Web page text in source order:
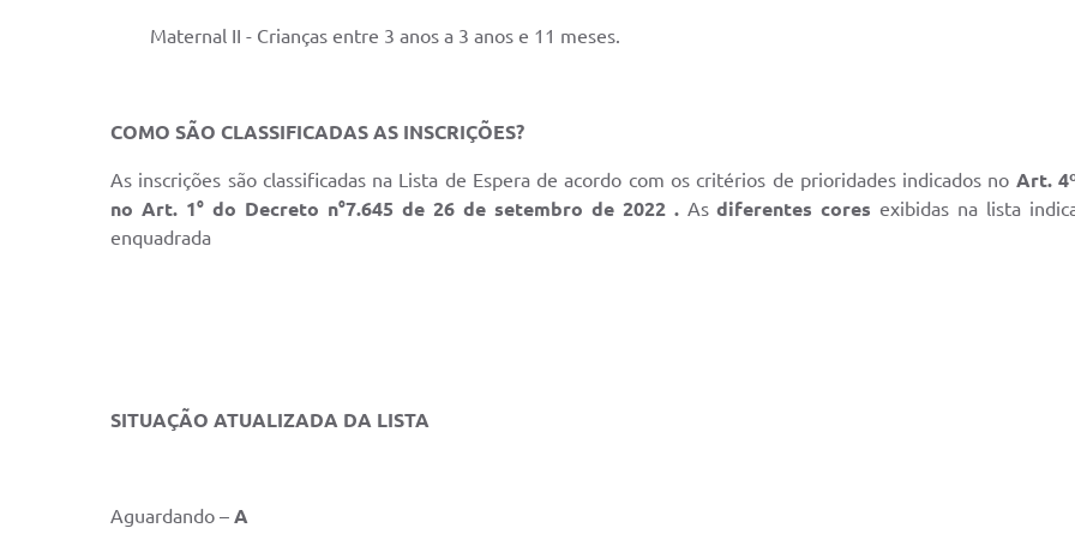
Maternal II - Crianças entre 3 anos a 3 anos e 11 meses.
COMO SÃO CLASSIFICADAS AS INSCRIÇÕES?
As inscrições são classificadas na Lista de Espera de acordo com os critérios de prioridades indicados no Art.
no Art. 1° do Decreto n°7.645 de 26 de setembro de 2022​ .Asdiferentes cores exibidas na lista
enquadrada
SITUAÇÃO ATUALIZADA DA LISTA
Aguardando – A